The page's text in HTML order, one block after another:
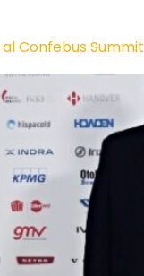
Confebus